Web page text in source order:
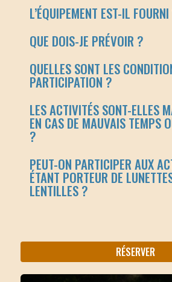
L’ÉQUIPEMENT EST-IL
QUE DOIS-JE PRÉVOIR ?
QUELLES SONT LES
PARTICIPATION ?
LES ACTIVITÉS SONT-ELLES
EN CAS DE MAUVAIS TEMPS
?
PEUT-ON PARTICIPER AUX
ÉTANT PORTEUR DE
LENTILLES ?
RÉSERVER